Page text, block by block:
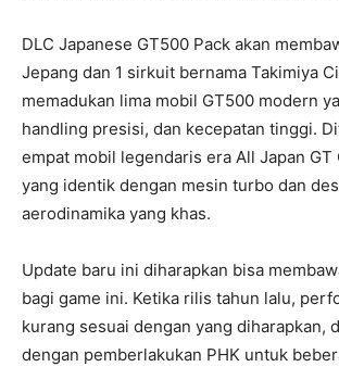
DLC Japanese GT500 Pack akan
Jepang dan 1 sirkuit bernama Takimiya
memadukan lima mobil GT500 modern
handling presisi, dan kecepatan tinggi.
empat mobil legendaris era All Japan GT
yang identik dengan mesin turbo dan
aerodinamika yang khas.
Update baru ini diharapkan bisa
bagi game ini. Ketika rilis tahun lalu,
kurang sesuai dengan yang diharapkan,
dengan pemberlakukan PHK untuk